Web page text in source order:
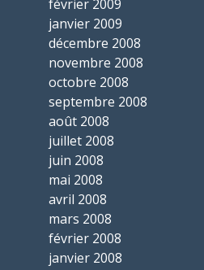
février 2009
janvier 2009
décembre 2008
novembre 2008
octobre 2008
septembre 2008
août 2008
juillet 2008
juin 2008
mai 2008
avril 2008
mars 2008
février 2008
janvier 2008